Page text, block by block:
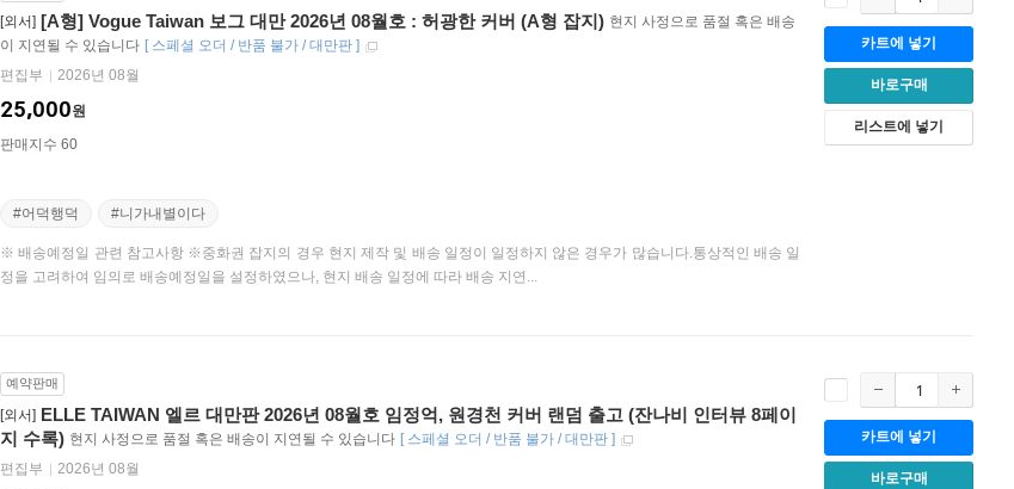
[외서] [A형] Vogue Taiwan 보그 대만 2026년 08월호 : 허광한 커버 (A형 잡지) 현지 사정으로 품절 혹은 배송
이 지연될 수 있습니다 [ 스페셜 오더 / 반품 불가 / 대만판 ]
편집부
2026년 08월
25,000원
판매지수 60
#어덕행덕 #니가내별이다
※ 배송예정일 관련 참고사항 ※중화권 잡지의 경우 현지 제작 및 배송 일정이 일정하지 않은 경우가 많습니다.통상적인 배송 일
정을 고려하여 임의로 배송예정일을 설정하였으나, 현지 배송 일정에 따라 배송 지연...
카트에 넣기
바로구매
리스트에 넣기
예약판매
[외서] ELLE TAIWAN 엘르 대만판 2026년 08월호 임정억, 원경천 커버 랜덤 출고 (잔나비 인터뷰 8페이
지 수록) 현지 사정으로 품절 혹은 배송이 지연될 수 있습니다 [ 스페셜 오더 / 반품 불가 / 대만판 ]
편집부
2026년 08월
카트에 넣기
바로구매